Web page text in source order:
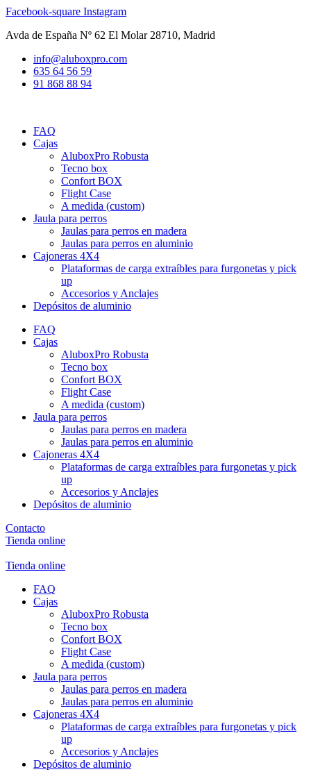
Ir
contenido
Facebook-square Instagram
Avda de España Nº 62 El Molar 28710, Madrid
info@aluboxpro.com
635 64 56 59
91 868 88 94
FAQ
Cajas
AluboxPro Robusta
Tecno box
Confort BOX
Flight Case
A medida (custom)
Jaula para perros
Jaulas para perros en madera
Jaulas para perros en aluminio
Cajoneras 4X4
Plataformas de carga extraíbles para furgonetas y pick
up
Accesorios y Anclajes
Depósitos de aluminio
FAQ
Cajas
AluboxPro Robusta
Tecno box
Confort BOX
Flight Case
A medida (custom)
Jaula para perros
Jaulas para perros en madera
Jaulas para perros en aluminio
Cajoneras 4X4
Plataformas de carga extraíbles para furgonetas y pick
up
Accesorios y Anclajes
Depósitos de aluminio
Contacto
Tienda online
Tienda online
FAQ
Cajas
AluboxPro Robusta
Tecno box
Confort BOX
Flight Case
A medida (custom)
Jaula para perros
Jaulas para perros en madera
Jaulas para perros en aluminio
Cajoneras 4X4
Plataformas de carga extraíbles para furgonetas y pick
up
Accesorios y Anclajes
Depósitos de aluminio